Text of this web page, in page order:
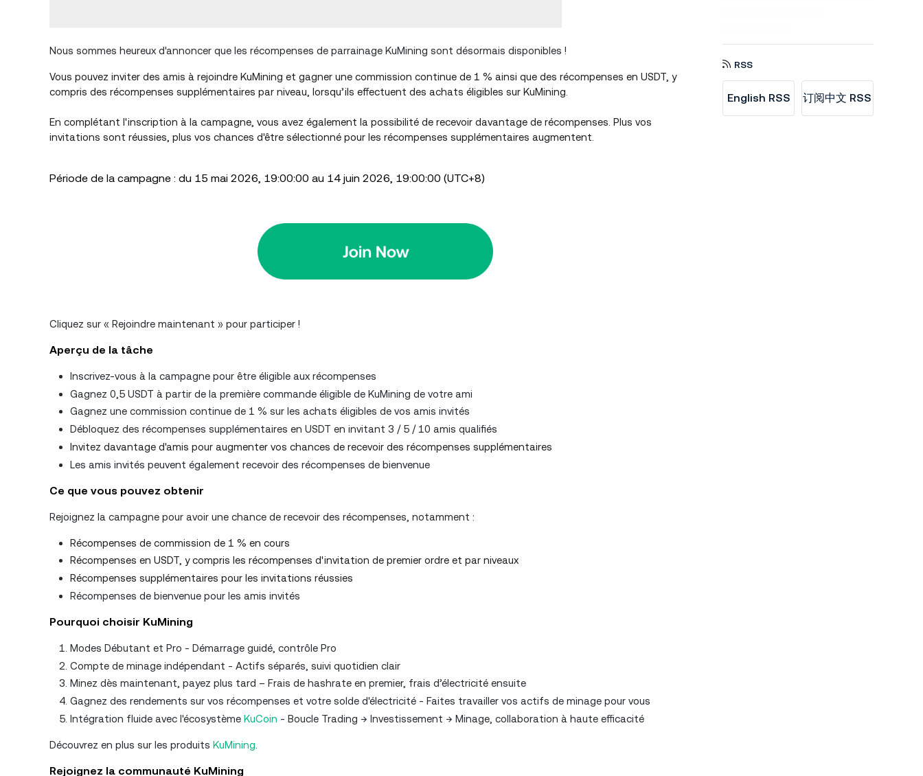
Nous sommes heureux d'annoncer que les récompenses de parrainage KuMining sont désormais disponibles !
Vous pouvez inviter des amis à rejoindre KuMining et gagner une commission continue de 1 % ainsi que des récompenses en USDT, y
compris des récompenses supplémentaires par niveau, lorsqu’ils effectuent des achats éligibles sur KuMining.
En complétant l'inscription à la campagne, vous avez également la possibilité de recevoir davantage de récompenses. Plus vos
invitations sont réussies, plus vos chances d'être sélectionné pour les récompenses supplémentaires augmentent.
Période de la campagne : du 15 mai 2026, 19:00:00 au 14 juin 2026, 19:00:00 (UTC+8)
Cliquez sur « Rejoindre maintenant » pour participer !
Aperçu de la tâche
Inscrivez-vous à la campagne pour être éligible aux récompenses
Gagnez 0,5 USDT à partir de la première commande éligible de KuMining de votre ami
Gagnez une commission continue de 1 % sur les achats éligibles de vos amis invités
Débloquez des récompenses supplémentaires en USDT en invitant 3 / 5 / 10 amis qualifiés
Invitez davantage d'amis pour augmenter vos chances de recevoir des récompenses supplémentaires
Les amis invités peuvent également recevoir des récompenses de bienvenue
Ce que vous pouvez obtenir
Rejoignez la campagne pour avoir une chance de recevoir des récompenses, notamment :
Récompenses de commission de 1 % en cours
Récompenses en USDT, y compris les récompenses d'invitation de premier ordre et par niveaux
Récompenses supplémentaires pour les invitations réussies
Récompenses de bienvenue pour les amis invités
Pourquoi choisir KuMining
Modes Débutant et Pro - Démarrage guidé, contrôle Pro
Compte de minage indépendant - Actifs séparés, suivi quotidien clair
Minez dès maintenant, payez plus tard – Frais de hashrate en premier, frais d’électricité ensuite
Gagnez des rendements sur vos récompenses et votre solde d'électricité - Faites travailler vos actifs de minage pour vous
Intégration fluide avec l'écosystème KuCoin - Boucle Trading → Investissement → Minage, collaboration à haute efficacité
Découvrez en plus sur les produits KuMining
Rejoignez la communauté KuMining
RSS
English RSS 订阅中文 RSS